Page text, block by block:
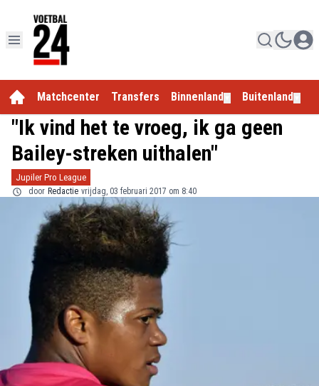
Matchcenter Transfers Binnenland Buitenland
"Ik vind het te vroeg, ik ga geen
Bailey-streken uithalen"
Jupiler Pro League
door Redactie vrijdag, 03 februari 2017 om 8:40